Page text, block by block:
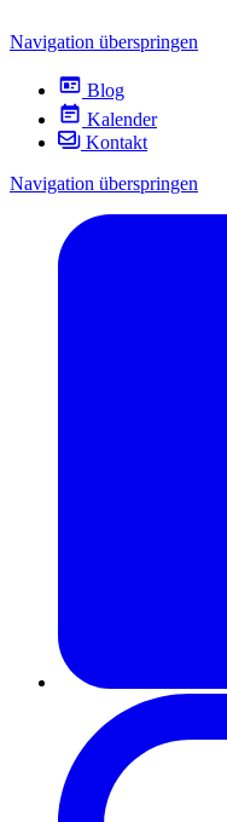
Navigation überspringen
Blog
Kalender
Kontakt
Navigation überspringen